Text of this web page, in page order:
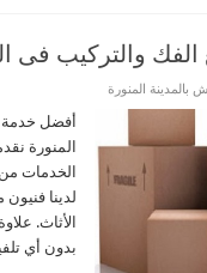
والتركيب فى
المنورة
أفضل خدمة
المنورة
الخدمات
لدينا
الأثاث.
بدون أي